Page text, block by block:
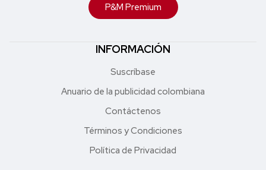
P&M Premium
INFORMACIÓN
Suscríbase
Anuario de la publicidad colombiana
Contáctenos
Términos y Condiciones
Política de Privacidad